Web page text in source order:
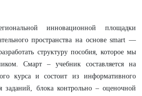
инновационной площадки
пространства на основе smart —
структуру пособия, которое мы
Смарт – учебник составляется на
курса и состоит из информативного
заданий, блока контрольно – оценочной